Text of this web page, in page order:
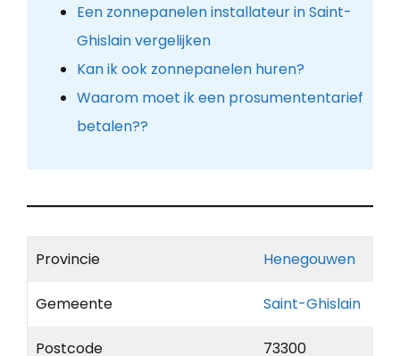
Een zonnepanelen installateur in Saint-
Ghislain vergelijken
Kan ik ook zonnepanelen huren?
Waarom moet ik een prosumententarief
betalen??
Provincie Henegouwen
Gemeente Saint-Ghislain
Postcode 73300